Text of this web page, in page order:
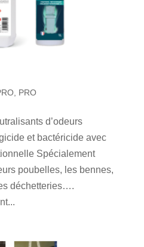
, PRO
d’odeurs
et bactéricide avec
Spécialement
poubelles, les bennes,
déchetteries….